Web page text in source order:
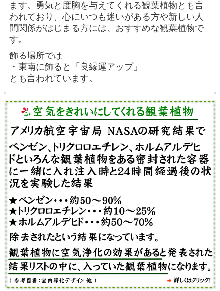
ます。勇気と度胸を与えてくれる観葉植物とも言
われており、心にいつも迷いがある方や新しい人
間関係がはじまる方には、おすすめな観葉植物で
す。
飾る場所では
・東南に飾ると「良縁運アップ」
とも言われています。